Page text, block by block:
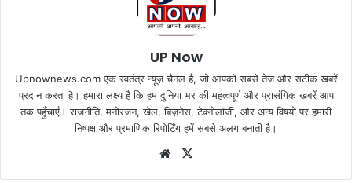
UP Now
Upnownews.com एक स्वतंत्र न्यूज़ चैनल है, जो आपको सबसे तेज और सटीक खबरें
प्रदान करता है। हमारा लक्ष्य है कि हम दुनिया भर की महत्वपूर्ण और प्रासंगिक खबरें आप
तक पहुँचाएँ। राजनीति, मनोरंजन, खेल, बिज़नेस, टेक्नोलॉजी, और अन्य विषयों पर हमारी
निष्पक्ष और प्रमाणिक रिपोर्टिंग हमें सबसे अलग बनाती है।
Website